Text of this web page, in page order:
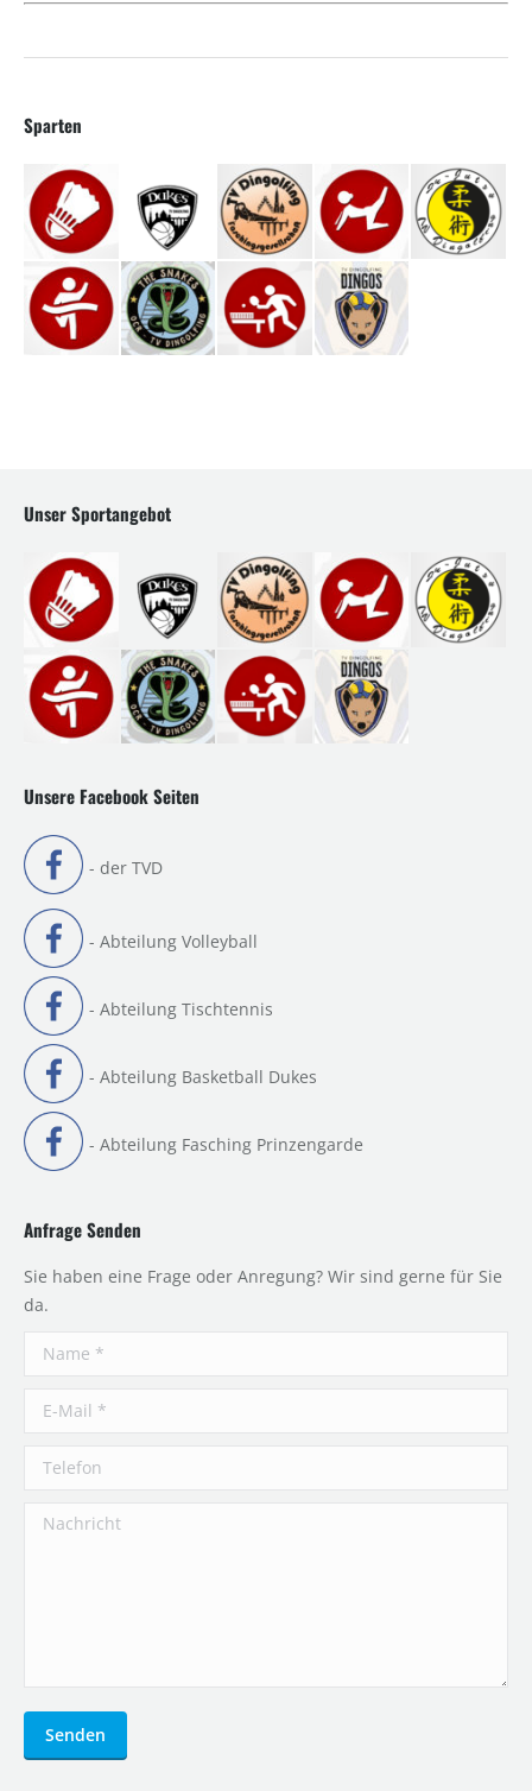
Sparten
Unser Sportangebot
Unsere Facebook Seiten
- der TVD
- Abteilung Volleyball
- Abteilung Tischtennis
- Abteilung Basketball Dukes
- Abteilung Fasching Prinzengarde
Anfrage Senden
Sie haben eine Frage oder Anregung? Wir sind gerne für Sie
da.
Name *
E-Mail *
Telefon
Nachricht
Senden